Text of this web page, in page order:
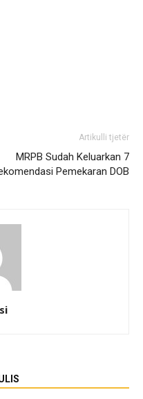
Artikulli tjetër
MRPB Sudah Keluarkan 7
Pemekaran DOB